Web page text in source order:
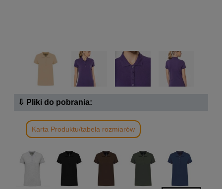
⇩ Pliki do pobrania:
Karta Produktu/tabela rozmiarów